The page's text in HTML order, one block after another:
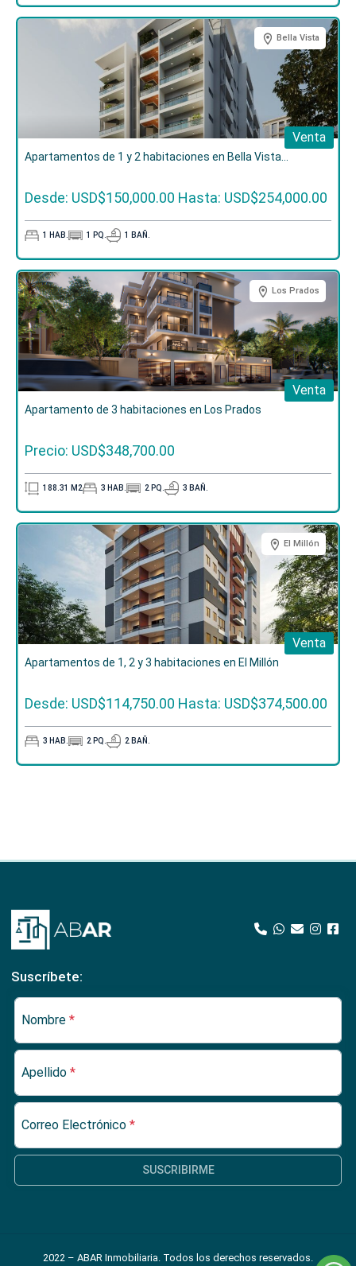
Bella Vista
Venta
Apartamentos de 1 y 2 habitaciones en Bella Vista...
Desde: USD$150,000.00 Hasta: USD$254,000.00
1 HAB. 1 PQ. 1 BAÑ.
Los Prados
Venta
Apartamento de 3 habitaciones en Los Prados
Precio: USD$348,700.00
188.31 M2 3 HAB. 2 PQ. 3 BAÑ.
El Millón
Venta
Apartamentos de 1, 2 y 3 habitaciones en El Millón
Desde: USD$114,750.00 Hasta: USD$374,500.00
3 HAB. 2 PQ. 2 BAÑ.
Suscríbete:
Nombre *
Apellido *
Correo Electrónico *
SUSCRIBIRME
2022 – ABAR Inmobiliaria. Todos los derechos reservados.